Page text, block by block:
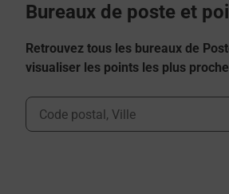
Bureaux de poste et
Retrouvez tous les bureaux de
visualiser les points les plus
Ville, Département, Code Postal